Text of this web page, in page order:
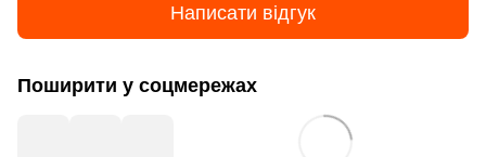
Написати відгук
Поширити у соцмережах